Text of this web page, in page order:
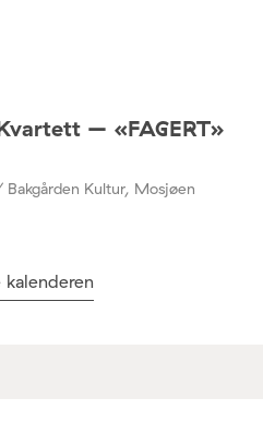
– «FAGERT»
Bakgården Kultur, Mosjøen
kalenderen